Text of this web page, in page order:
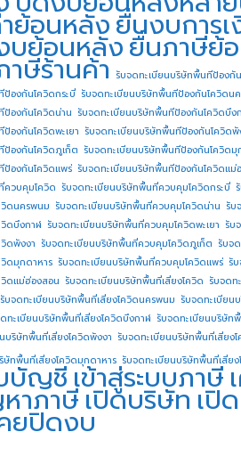
ย้อนหลังยื่นงบการเ
บย้อนหลังยื่นภาษีย้
ษีร้านค้า รับจดทะเบียนบริษัทพื้นทีป้องกั
องกันโควิดกระบี่ รับจดทะเบียนบริษัทพื้นทีป้องกันโควิดน
องกันโควิดน่าน รับจดทะเบียนบริษัทพื้นทีป้องกันโควิดบึง
องกันโควิดพะเยา รับจดทะเบียนบริษัทพื้นทีป้องกันโควิดพั
องกันโควิดภูเก็ต รับจดทะเบียนบริษัทพื้นทีป้องกันโควิดมุ
องกันโควิดแพร่ รับจดทะเบียนบริษัทพื้นทีป้องกันโควิดแม่
วบคุมโควิด รับจดทะเบียนบริษัทพื้นที่ควบคุมโควิดกระบี่
ดนครพนม รับจดทะเบียนบริษัทพื้นที่ควบคุมโควิดน่าน รับ
ดบึงกาฬ รับจดทะเบียนบริษัทพื้นที่ควบคุมโควิดพะเยา รับ
ดพังงา รับจดทะเบียนบริษัทพื้นที่ควบคุมโควิดภูเก็ต รับจ
ดมุกดาหาร รับจดทะเบียนบริษัทพื้นที่ควบคุมโควิดแพร่ รั
ดแม่ฮ่องสอน รับจดทะเบียนบริษัทพื้นที่เสี่ยงโควิด รับจดท
รับจดทะเบียนบริษัทพื้นที่เสี่ยงโควิดนครพนม รับจดทะเบียน
ทะเบียนบริษัทพื้นที่เสี่ยงโควิดบึงกาฬ รับจดทะเบียนบริษัท
บริษัทพื้นที่เสี่ยงโควิดพังงา รับจดทะเบียนบริษัทพื้นที่เสี่ยง
ษัทพื้นที่เสี่ยงโควิดมุกดาหาร รับจดทะเบียนบริษัทพื้นที่เสี่ย
บัญชี เข้าสู่ระบบภาษี
าภาษีเปิดบริษัทเปิ
ยปิดงบ